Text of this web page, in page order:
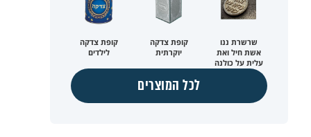
שרשרת ננו
אשת חיל ואת
עלית על כולנה
קופת צדקה
יוקרתית
קופת צדקה
לילדים
לכל המוצרים